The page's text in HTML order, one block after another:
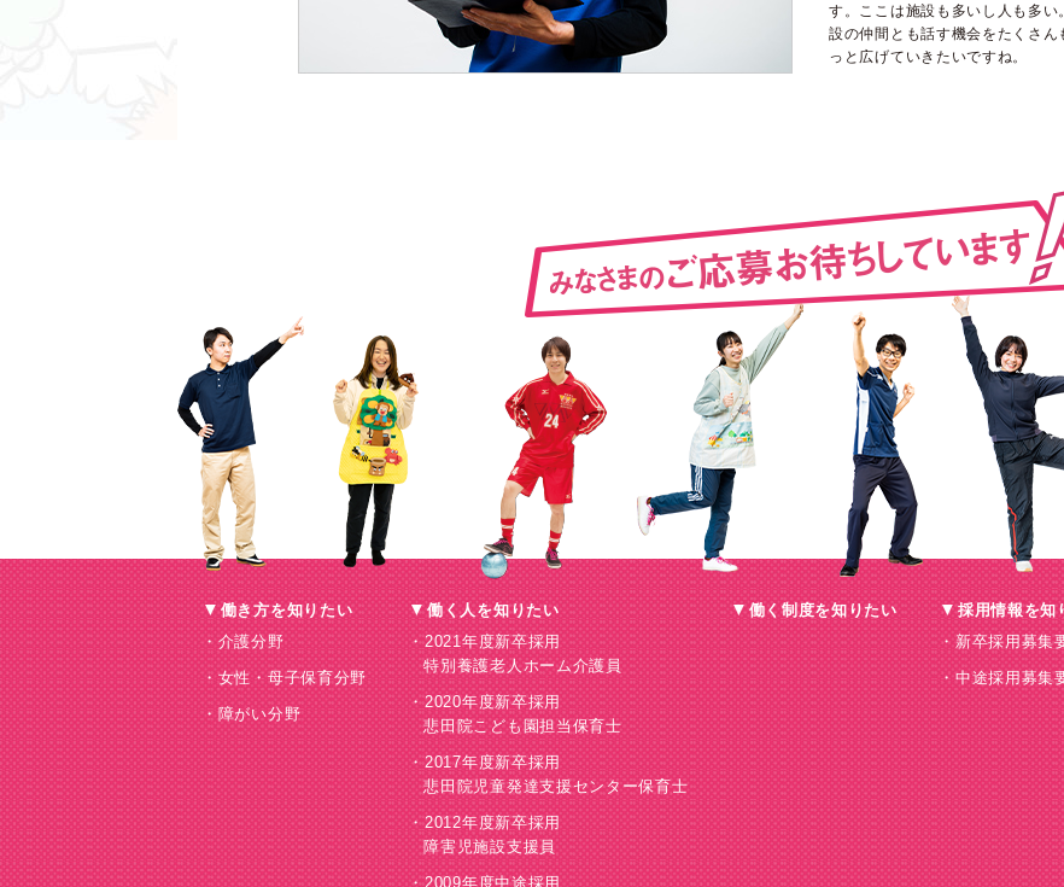
す。ここは施設も多いし人も多
設の仲間とも話す機会をたくさ
っと広げていきたいですね。
働き方を知りたい
介護分野
女性・母子保育分野
障がい分野
働く人を知りたい
2021年度新卒採用
特別養護老人ホーム介護員
2020年度新卒採用
悲田院こども園担当保育士
2017年度新卒採用
悲田院児童発達支援センター保育士
2012年度新卒採用
障害児施設支援員
2009年度中途採用
働く制度を知りたい
採用情報を知
新卒採用募集
中途採用募集